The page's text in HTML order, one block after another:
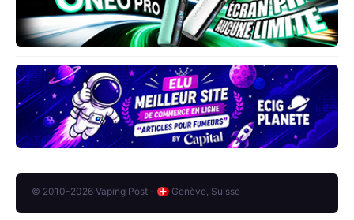
© 2010-2026 Vaping Post - Genève, Suisse